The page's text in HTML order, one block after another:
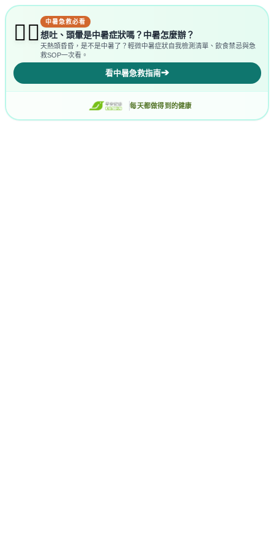
😵‍💫 中暑急救必看
想吐、頭暈是中暑症狀嗎？中暑怎麼辦？
天熱頭昏昏，是不是中暑了？輕微中暑症狀自我檢測清單、飲食禁忌與急
救SOP一次看。
看中暑急救指南➔
每天都做得到的健康